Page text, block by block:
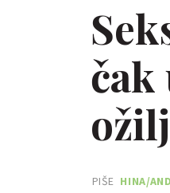
čak
PIŠE HINA/